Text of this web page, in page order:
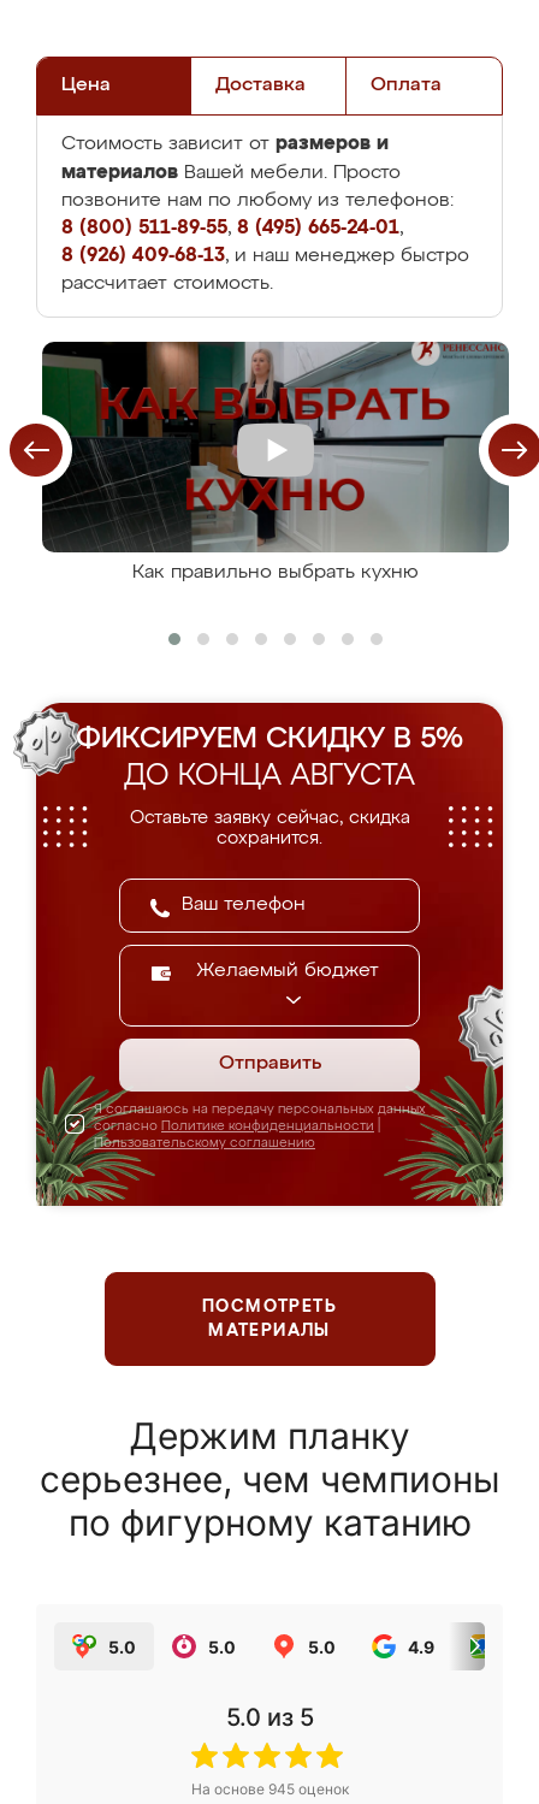
Цена Доставка Оплата
Стоимость зависит от размеров и
материалов Вашей мебели. Просто
позвоните нам по любому из телефонов:
8 (800) 511-89-55, 8 (495) 665-24-01,
8 (926) 409-68-13, и наш менеджер быстро
рассчитает стоимость.
Как правильно выбрать кухню
ФИКСИРУЕМ СКИДКУ В 5%
ДО КОНЦА АВГУСТА
Оставьте заявку сейчас, скидка
сохранится.
Желаемый бюджет
Отправить
Я соглашаюсь на передачу персональных данных
согласно Политике конфиденциальности
Пользовательскому соглашению
ПОСМОТРЕТЬ
МАТЕРИАЛЫ
Держим планку
серьезнее, чем чемпионы
по фигурному катанию
5.0 5.0 5.0 4.9
5.0 из 5
На основе 945оценок